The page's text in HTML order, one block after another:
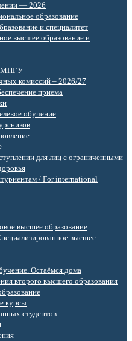
— 2026
образование
и специалитет
высшее образование и
МПГУ
комиссий – 2026/27
приема
обучение
для лиц с ограниченными
/ For international
высшее образование
высшее
Остаёмся дома
второго высшего образования
курсы
студентов